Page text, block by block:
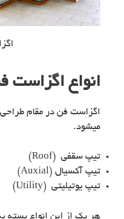
انواع اگزاست
اگزاست فن در مقام
میشود.
تیپ سقفی (Roof)
تیپ آکسیال (Auxial)
تیپ یوتیلیتی (Utility)
هر یک از این انواع بسته